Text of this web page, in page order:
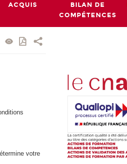
ACQUIS
BILAN DE
COMPÉTENCES
votre